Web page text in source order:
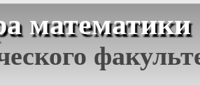
математики